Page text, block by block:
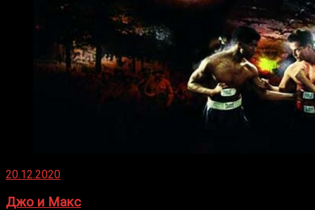
20.12.2020
Джо и Макс